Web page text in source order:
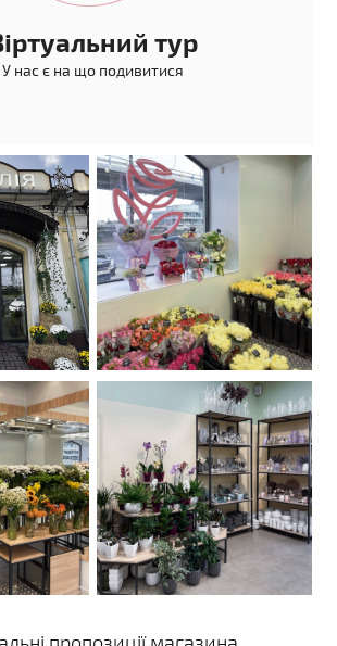
тур
У нас є на що подивитися